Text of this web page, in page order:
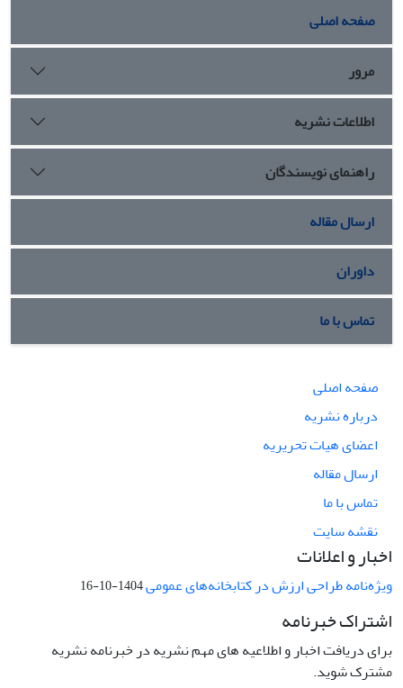
صفحه اصلی
مرور
اطلاعات نشریه
راهنمای نویسندگان
ارسال مقاله
داوران
تماس با ما
صفحه اصلی
درباره نشریه
اعضای هیات تحریریه
ارسال مقاله
تماس با ما
نقشه سایت
اخبار و اعلانات
ویژه‌نامه طراحی ارزش در کتابخانه‌های عمومی1404-10-16
اشتراک خبرنامه
برای دریافت اخبار و اطلاعیه های مهم نشریه در خبرنامه نشریه
مشترک شوید.